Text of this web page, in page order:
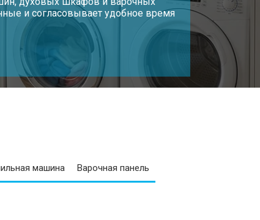
и согласовывает удобное время
машина Варочная панель